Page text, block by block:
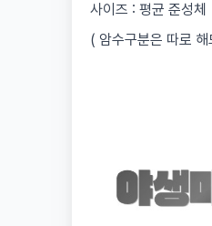
사이즈 : 평균 준성체
( 암수구분은 따로